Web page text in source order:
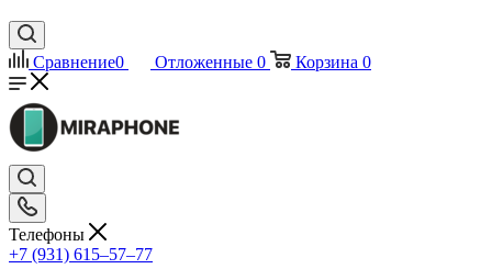
Сравнение0 Отложенные 0 Корзина 0
Телефоны
+7 (931) 615‒57‒77